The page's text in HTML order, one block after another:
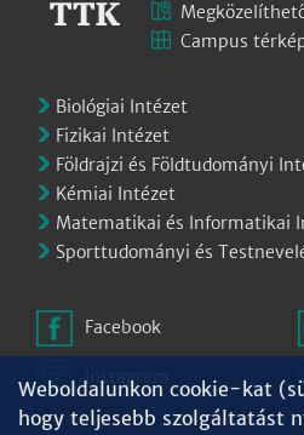
Campus
Biológiai Intézet
Fizikai Intézet
Földrajzi és Földtudományi
Kémiai Intézet
Matematikai és Informatikai
Sporttudományi és
Facebook
Instagram
Weboldalunkon cookie-kat
hogy teljesebb szolgáltatást